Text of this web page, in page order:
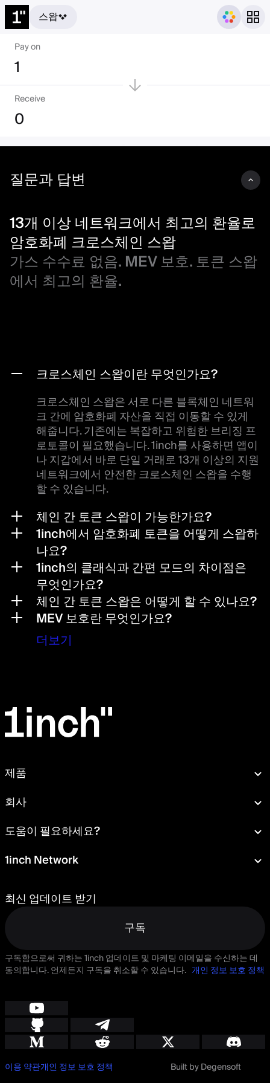
스왑
13개 이상 네트워크에서 최고
Pay on
1
Receive
0
13개 이상 네트워크에서 최고의 환율로
암호화폐 크로스체인 스왑
가스 수수료 없음. MEV 보호. 토큰 스왑
에서 최고의 환율.
질문과 답변
크로스체인 스왑이란 무엇인가요?
크로스체인 스왑은 서로 다른 블록체인 네트워
크 간에 암호화폐 자산을 직접 이동할 수 있게
해줍니다. 기존에는 복잡하고 위험한 브리징 프
로토콜이 필요했습니다. 1inch를 사용하면 앱이
나 지갑에서 바로 단일 거래로 13개 이상의 지원
네트워크에서 안전한 크로스체인 스왑을 수행
할 수 있습니다.
체인 간 토큰 스왑이 가능한가요?
1inch에서 암호화폐 토큰을 어떻게 스왑하
나요?
1inch의 클래식과 간편 모드의 차이점은
무엇인가요?
체인 간 토큰 스왑은 어떻게 할 수 있나요?
MEV 보호란 무엇인가요?
더보기
제품
스왑
포트폴리오
Aqua
회사
소개
보안
채용
도움이 필요하세요?
문서
고객 센터
문의하기
1inch Network
위임
최신 업데이트 받기
구독
구독함으로써 귀하는 1inch 업데이트 및 마케팅 이메일을 수신하는 데
동의합니다. 언제든지 구독을 취소할 수 있습니다. 개인 정보 보호 정책
이용 약관개인 정보 보호 정책 Built by Degensoft